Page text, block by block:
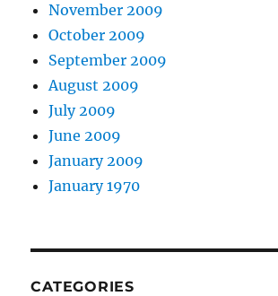
November 2009
October 2009
September 2009
August 2009
July 2009
June 2009
January 2009
January 1970
CATEGORIES